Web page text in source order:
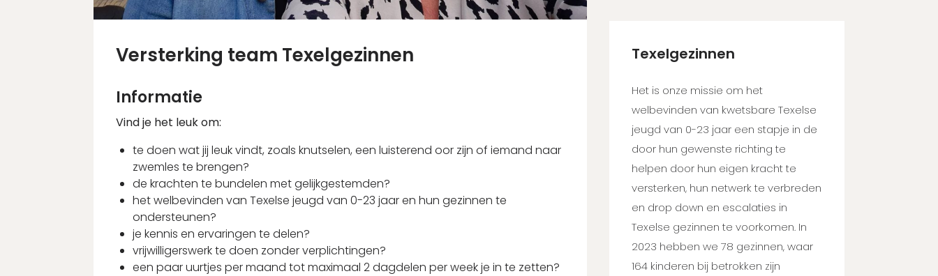
Versterking team Texelgezinnen
Informatie
Vind je het leuk om:
te doen wat jij leuk vindt, zoals knutselen, een luisterend oor zijn of iemand naar
zwemles te brengen?
de krachten te bundelen met gelijkgestemden?
het welbevinden van Texelse jeugd van 0-23 jaar en hun gezinnen te
ondersteunen?
je kennis en ervaringen te delen?
vrijwilligerswerk te doen zonder verplichtingen?
een paar uurtjes per maand tot maximaal 2 dagdelen per week je in te zetten?
Texelgezinnen
Het is onze missie om het
welbevinden van kwetsbare Texelse
jeugd van 0-23 jaar een stapje in de
door hun gewenste richting te
helpen door hun eigen kracht te
versterken, hun netwerk te verbreden
en drop down en escalaties in
Texelse gezinnen te voorkomen. In
2023 hebben we 78 gezinnen, waar
164 kinderen bij betrokken zijn